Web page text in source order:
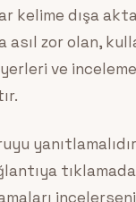
kelime dışa
zor olan,
ve